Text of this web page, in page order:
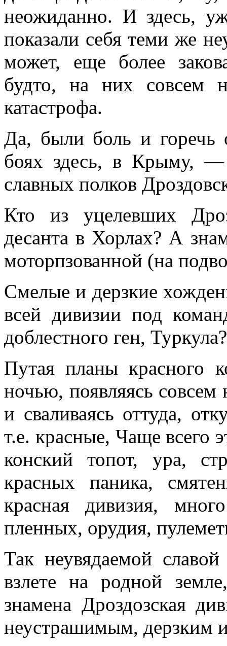
неожиданно. И здесь,
показали себя теми же
может, еще более
будто, на них совсем
катастрофа.
Да, были боль и горечь
боях здесь, в Крыму, —
славных полков
Кто из уцелевших
десанта в Хорлах? А
моторпзованной (на
Смелые и дерзкие
всей дивизии под
доблестного ген, Туркула?
Путая планы красного
ночью, появля­ясь совсем
и сваливаясь оттуда,
т.е. красные, Чаще всего
конский топот, ура,
красных паника,
красная дивизия,
пленных, орудия,
Так неувядаемой
взлете на родной
знамена Дроздозская
неустрашимым, дерзким